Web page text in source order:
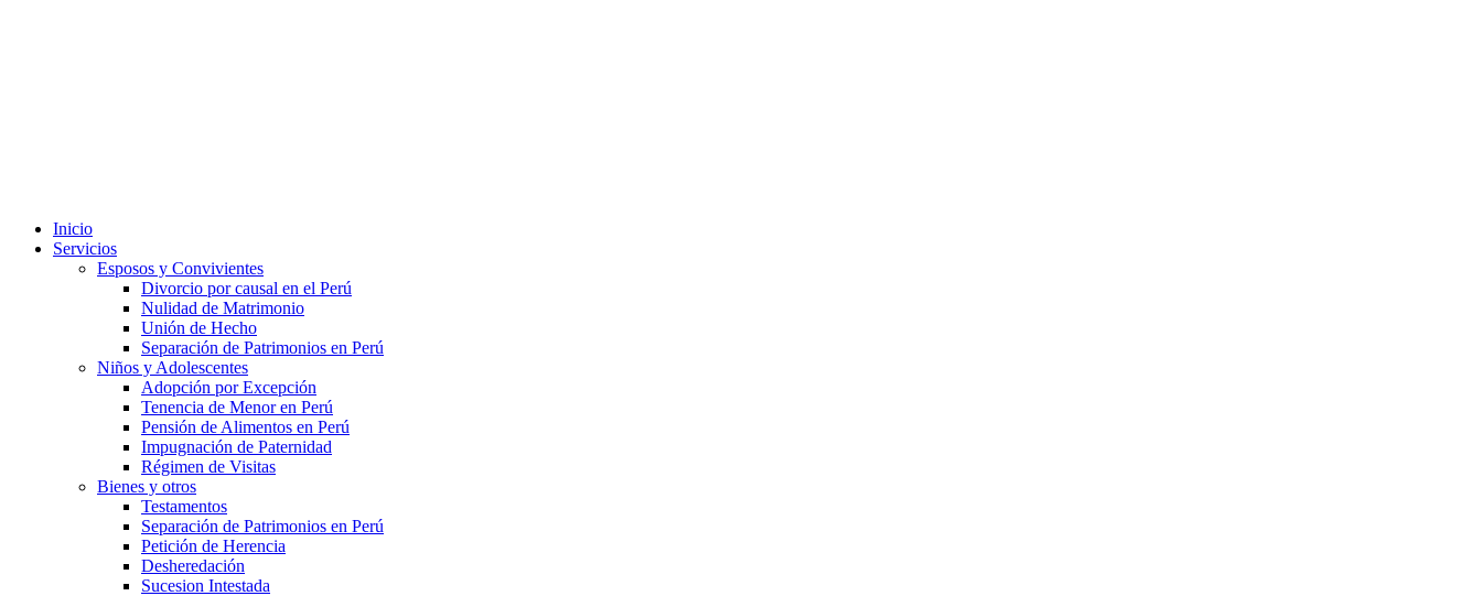
Inicio
Servicios
Esposos y Convivientes
Divorcio por causal en el Perú
Nulidad de Matrimonio
Unión de Hecho
Separación de Patrimonios en Perú
Niños y Adolescentes
Adopción por Excepción
Tenencia de Menor en Perú
Pensión de Alimentos en Perú
Impugnación de Paternidad
Régimen de Visitas
Bienes y otros
Testamentos
Separación de Patrimonios en Perú
Petición de Herencia
Desheredación
Sucesion Intestada